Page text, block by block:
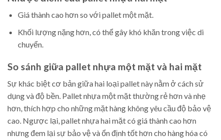
Giá thành cao hơn so với pallet một mặt.
Khối lượng nặng hơn, có thể gây khó khăn trong việc di
chuyển.
So sánh giữa pallet nhựa một mặt và hai mặt
Sự khác biệt cơ bản giữa hai loại pallet này nằm ở cách sử
dụng và độ bền. Pallet nhựa một mặt thường rẻ hơn và nhẹ
hơn, thích hợp cho những mặt hàng không yêu cầu độ bảo vệ
cao. Ngược lại, pallet nhựa hai mặt có giá thành cao hơn
nhưng đem lại sự bảo vệ và ổn định tốt hơn cho hàng hóa có